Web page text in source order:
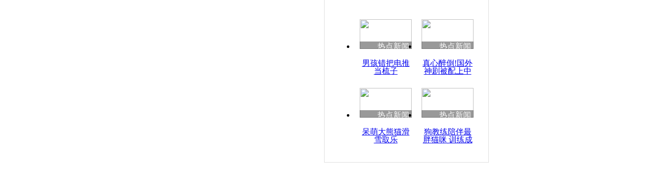
热点新闻
男孩错把电推
当梳子
热点新闻
真心醉倒!国外
神剧被配上中
热点新闻
呆萌大熊猫滑
雪取乐
热点新闻
狗教练陪伴最
胖猫咪 训练成